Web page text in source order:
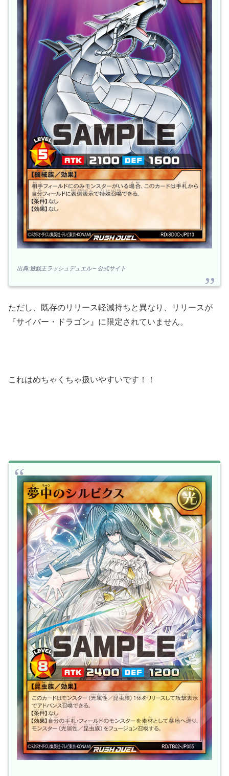
出典:遊戯王ラッシュデュエル – 公式サイト
ただし、既存のリリース軽減持ちと異なり、リリースが
『サイバー・ドラゴン』に限定されていません。
これはめちゃくちゃ扱いやすいです！！